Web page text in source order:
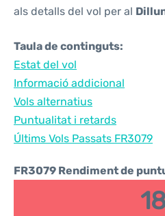
als detalls del vol per al
Taula de continguts:
Estat del vol
Informació addicional
Vols alternatius
Puntualitat i retards
Últims Vols Passats FR3079
FR3079 Rendiment de